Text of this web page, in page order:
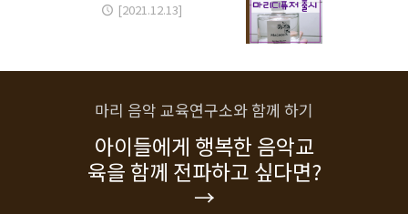
[2021.12.13]
마리 음악 교육연구소와 함께 하기
아이들에게 행복한 음악교
육을 함께 전파하고 싶다면?
→